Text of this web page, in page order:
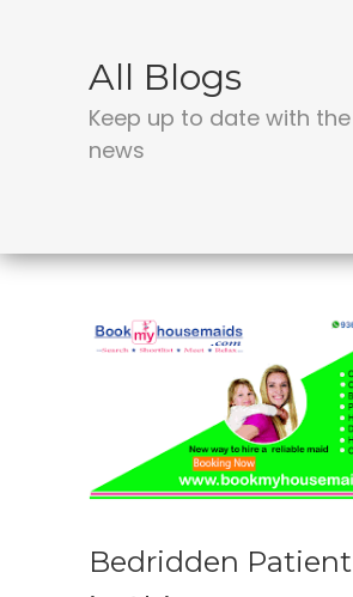
All Blogs
Keep up to date with
news
Bedridden Patient